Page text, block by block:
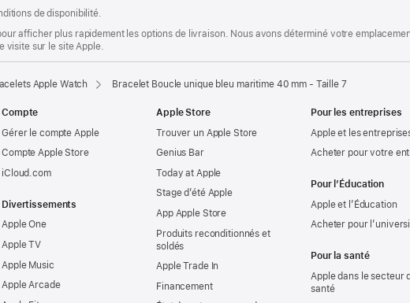
de disponibilité.
afficher plus rapidement les options de livraison. Nous avons déterminé votre
visite sur le site Apple.
Apple Watch Bracelet Boucle unique bleu maritime 40 mm - Taille 7
Compte
Gérer le compte Apple
Compte Apple Store
iCloud.com
Divertissements
Apple One
Apple TV
Apple Music
Apple Arcade
Apple Store
Trouver un Apple Store
Genius Bar
Today at Apple
Stage d’été Apple
App Apple Store
Produits reconditionnés et
soldés
Apple Trade In
Financement
Pour les entreprises
Apple et les
Acheter pour votre
Pour l’Éducation
Apple et l’Éducation
Acheter pour
Pour la santé
Apple dans le secteur
santé